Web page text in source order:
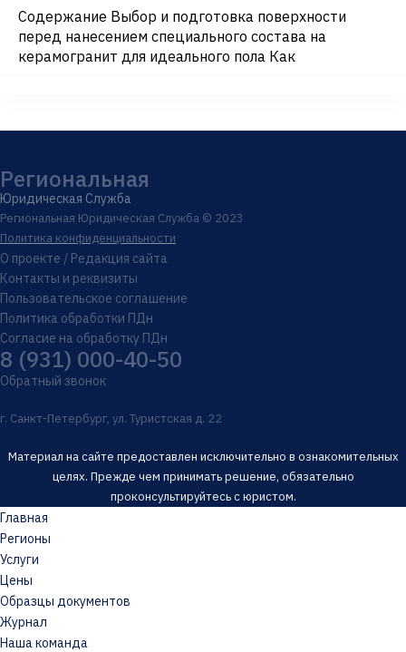
Содержание Выбор и подготовка поверхности
перед нанесением специального состава на
керамогранит для идеального пола Как
Региональная
Юридическая Служба
Региональная Юридическая Служба © 2023
Политика конфиденциальности
О проекте / Редакция сайта
Контакты и реквизиты
Пользовательское соглашение
Политика обработки ПДн
Согласие на обработку ПДн
8 (931) 000-40-50
Обратный звонок
г. Санкт-Петербург, ул. Туристская д. 22
Материал на сайте предоставлен исключительно в ознакомительных
целях. Прежде чем принимать решение, обязательно
проконсультируйтесь с юристом.
Главная
Регионы
Услуги
Цены
Образцы документов
Журнал
Наша команда